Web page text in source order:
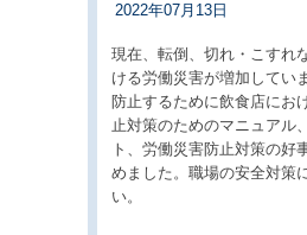
2022年07月13日
現在、転倒、切れ・こすれ
ける労働災害が増加してい
防止するために飲食店にお
止対策のためのマニュアル
ト、労働災害防止対策の好
めました。職場の安全対策
い。